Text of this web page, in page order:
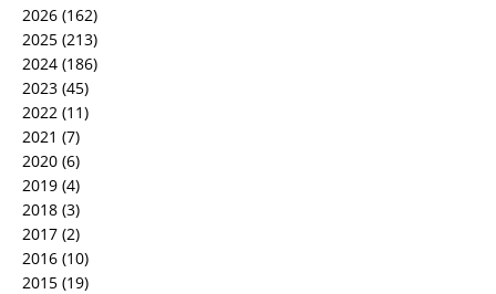
2026 (162)
2025 (213)
2024 (186)
2023 (45)
2022 (11)
2021 (7)
2020 (6)
2019 (4)
2018 (3)
2017 (2)
2016 (10)
2015 (19)